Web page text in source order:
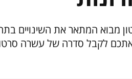
מבוא המתאר את השינויים
אתכם לקבל סדרה של עשרה